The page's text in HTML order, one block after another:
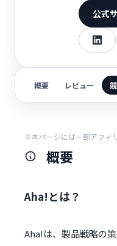
公式
概要 レビュー
※本ページには一部アフィ
概要
Aha!とは？
Aha!は、製品戦略の